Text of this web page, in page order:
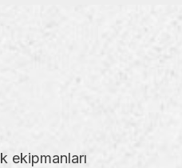
ekipmanları